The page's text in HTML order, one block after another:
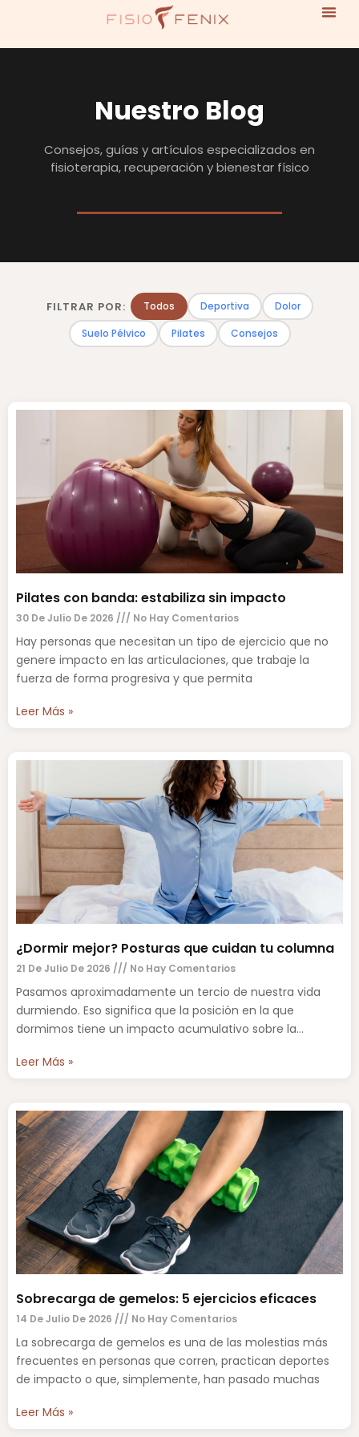
Nuestro Blog
Consejos, guías y artículos especializados en
fisioterapia, recuperación y bienestar físico
FILTRAR POR: Todos Deportiva
Dolor
Suelo Pélvico
Pilates Consejos
Pilates con banda: estabiliza sin impacto
30 De Julio De 2026 No Hay Comentarios
Hay personas que necesitan un tipo de ejercicio que no
genere impacto en las articulaciones, que trabaje la
fuerza de forma progresiva y que permita
Leer Más »
¿Dormir mejor? Posturas que cuidan tu columna
21 De Julio De 2026 No Hay Comentarios
Pasamos aproximadamente un tercio de nuestra vida
durmiendo. Eso significa que la posición en la que
dormimos tiene un impacto acumulativo sobre la
Leer Más »
Sobrecarga de gemelos: 5 ejercicios eficaces
14 De Julio De 2026 No Hay Comentarios
La sobrecarga de gemelos es una de las molestias más
frecuentes en personas que corren, practican deportes
de impacto o que, simplemente, han pasado muchas
Leer Más »